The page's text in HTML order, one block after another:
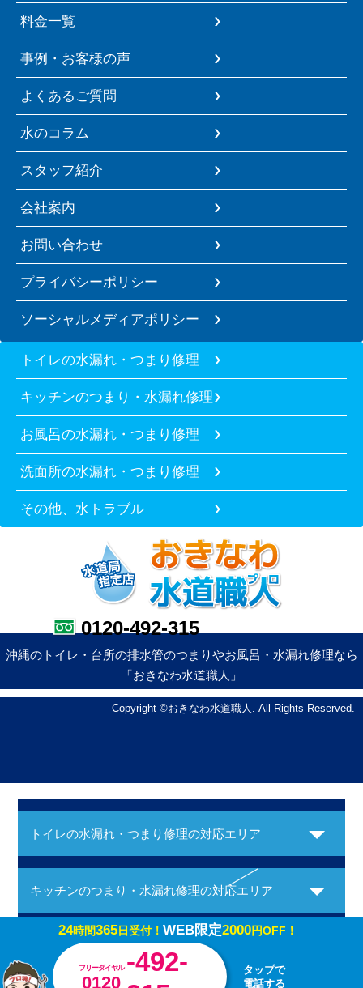
料金一覧
事例・お客様の声
よくあるご質問
水のコラム
スタッフ紹介
会社案内
お問い合わせ
プライバシーポリシー
ソーシャルメディアポリシー
トイレの水漏れ・つまり修理
キッチンのつまり・水漏れ修理
お風呂の水漏れ・つまり修理
洗面所の水漏れ・つまり修理
その他、水トラブル
0120-492-315
沖縄のトイレ・台所の排水管のつまりやお風呂・水漏れ修理なら
「おきなわ水道職人」
Copyright ©おきなわ水道職人. All Rights Reserved.
トイレの水漏れ・つまり修理の対応エリア
キッチンのつまり・水漏れ修理の対応エリア
お風呂の水漏れ・つまり修理の対応エリア
24時間365日受付！ WEB限定2000円OFF！
フリーダイヤル
0120
-492-
タップで
電話する